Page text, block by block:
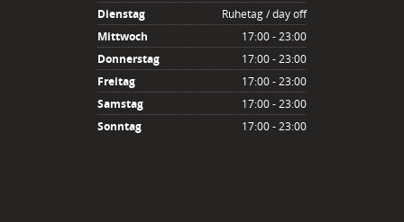
Dienstag
Ruhetag / day off
Mittwoch
17:00 - 23:00
Donnerstag
17:00 - 23:00
Freitag
17:00 - 23:00
Samstag
17:00 - 23:00
Sonntag
17:00 - 23:00